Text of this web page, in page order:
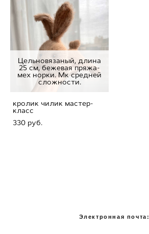
Цельновязаный, длина
25 см, бежевая пряжа-
мех норки. Мк средней
сложности.
кролик чилик мастер-
класс
330 pуб.
Электронная почта: